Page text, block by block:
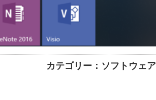
カテゴリー：ソフトウェア